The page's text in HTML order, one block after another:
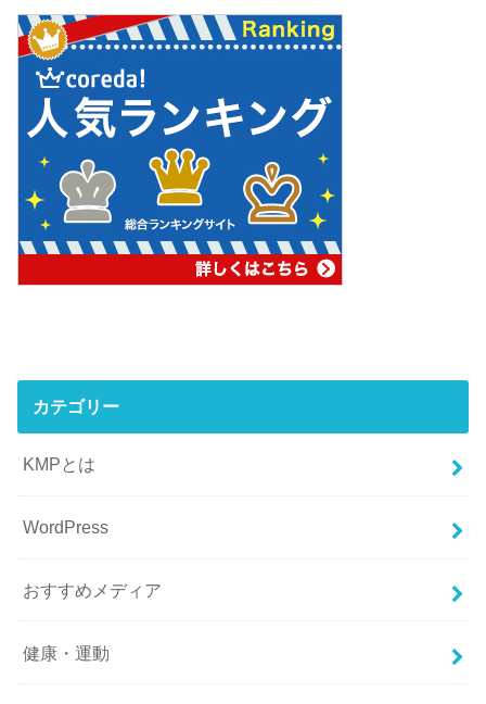
カテゴリー
KMPとは
WordPress
おすすめメディア
健康・運動